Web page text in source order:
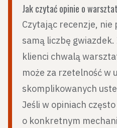
Jak czytać opinie o
Czytając recenzje, nie
samą liczbę
klienci chwalą
może za rzetelność w
skomplikowanych
Jeśli w opiniach
o konkretnym